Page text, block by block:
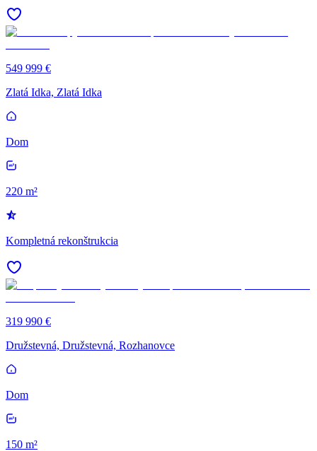
549 999 €
Zlatá Idka, Zlatá Idka
Dom
220 m²
Kompletná rekonštrukcia
319 990 €
Družstevná, Družstevná, Rozhanovce
Dom
150 m²